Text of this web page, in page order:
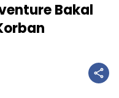
Bakal